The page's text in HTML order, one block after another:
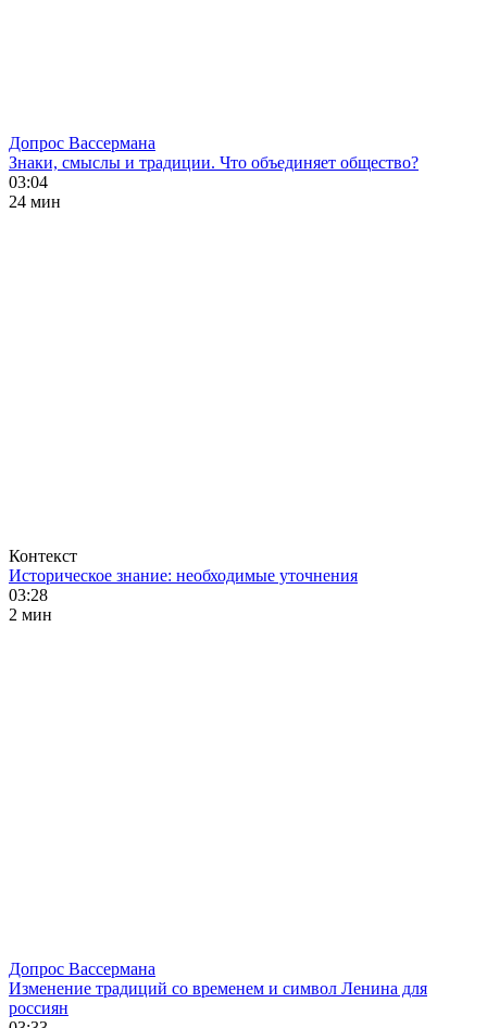
Допрос Вассермана
Знаки, смыслы и традиции. Что объединяет общество?
03:04
24 мин
Контекст
Историческое знание: необходимые уточнения
03:28
2 мин
Допрос Вассермана
Изменение традиций со временем и символ Ленина для
россиян